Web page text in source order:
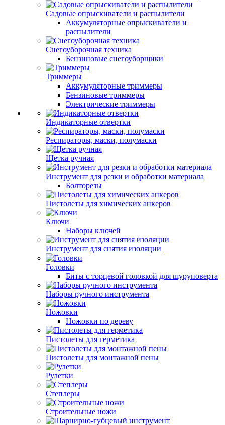
Садовые опрыскиватели и распылители
Аккумуляторные опрыскиватели и
распылители
Снегоуборочная техника
Бензиновые снегоуборщики
Триммеры
Аккумуляторные триммеры
Бензиновые триммеры
Электрические триммеры
Индикаторные отвертки
Респираторы, маски, полумаски
Щетка ручная
Инструмент для резки и обработки материала
Болторезы
Пистолеты для химических анкеров
Ключи
Наборы ключей
Инструмент для снятия изоляции
Головки
Биты с торцевой головкой для шуруповерта
Наборы ручного инструмента
Ножовки
Ножовки по дереву
Пистолеты для герметика
Пистолеты для монтажной пены
Рулетки
Степлеры
Строительные ножи